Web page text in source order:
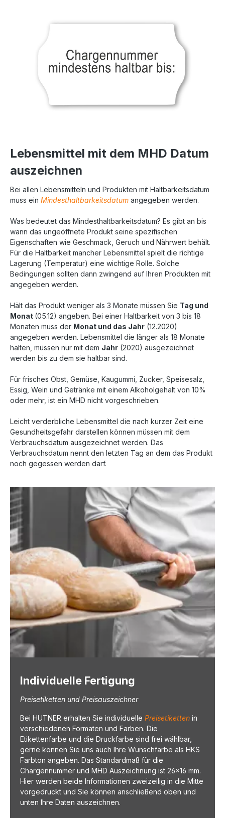
Lebensmittel mit dem MHD Datum
auszeichnen
Bei allen Lebensmitteln und Produkten mit Haltbarkeitsdatum
muss ein Mindesthaltbarkeitsdatum angegeben werden.
Was bedeutet das Mindesthaltbarkeitsdatum? Es gibt an bis
wann das ungeöffnete Produkt seine spezifischen
Eigenschaften wie Geschmack, Geruch und Nährwert behält.
Für die Haltbarkeit mancher Lebensmittel spielt die richtige
Lagerung (Temperatur) eine wichtige Rolle. Solche
Bedingungen sollten dann zwingend auf Ihren Produkten mit
angegeben werden.
Hält das Produkt weniger als 3 Monate müssen Sie Tag und
Monat (05.12) angeben. Bei einer Haltbarkeit von 3 bis 18
Monaten muss der Monat und das Jahr (12.2020)
angegeben werden. Lebensmittel die länger als 18 Monate
halten, müssen nur mit dem Jahr (2020) ausgezeichnet
werden bis zu dem sie haltbar sind.
Für frisches Obst, Gemüse, Kaugummi, Zucker, Speisesalz,
Essig, Wein und Getränke mit einem Alkoholgehalt von 10%
oder mehr, ist ein MHD nicht vorgeschrieben.
Leicht verderbliche Lebensmittel die nach kurzer Zeit eine
Gesundheitsgefahr darstellen können müssen mit dem
Verbrauchsdatum ausgezeichnet werden. Das
Verbrauchsdatum nennt den letzten Tag an dem das Produkt
noch gegessen werden darf.
Individuelle Fertigung
Preisetiketten und Preisauszeichner
Bei HUTNER erhalten Sie individuelle Preisetiketten in
verschiedenen Formaten und Farben. Die
Etikettenfarbe und die Druckfarbe sind frei wählbar,
gerne können Sie uns auch Ihre Wunschfarbe als HKS
Farbton angeben. Das Standardmaß für die
Chargennummer und MHD Auszeichnung ist 26x16 mm.
Hier werden beide Informationen zweizeilig in die Mitte
vorgedruckt und Sie können anschließend oben und
unten Ihre Daten auszeichnen.